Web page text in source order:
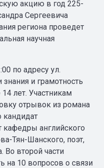
акцию в год 225-
Сергеевича
региона проведет
научная
по адресу ул.
и грамотность
лет. Участникам
отрывок из романа
кандидат
кафедры английского
Тян-Шанского, поэт,
Во второй части
на 10 вопросов о связи